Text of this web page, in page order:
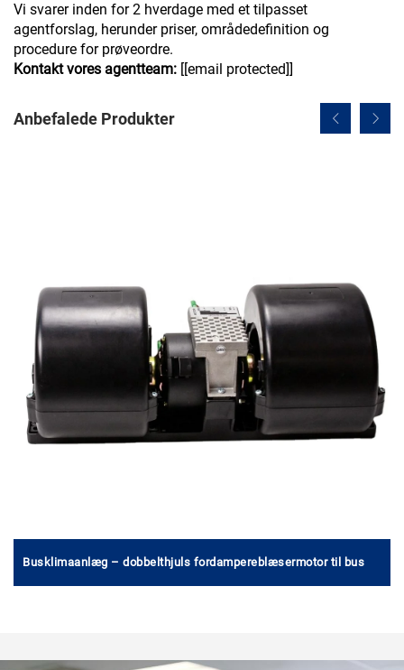
Vi svarer inden for 2 hverdage med et tilpasset
agentforslag, herunder priser, områdedefinition og
procedure for prøveordre.
Kontakt vores agentteam: [[email protected]]
Anbefalede Produkter
Busklimaanlæg – dobbelthjuls fordampereblæsermotor til bus